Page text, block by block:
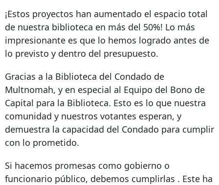
¡Estos proyectos han aumentado el espacio total
de nuestra biblioteca en más del 50%! Lo más
impresionante es que lo hemos logrado antes de
lo previsto y dentro del presupuesto.
Gracias a la Biblioteca del Condado de
Multnomah, y en especial al Equipo del Bono de
Capital para la Biblioteca. Esto es lo que nuestra
comunidad y nuestros votantes esperan, y
demuestra la capacidad del Condado para cumplir
con lo prometido.
Si hacemos promesas como gobierno o
funcionario público, debemos cumplirlas . Este ha